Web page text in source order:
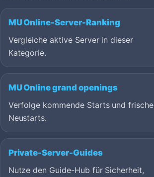
MU Online-Server-Ranking
Vergleiche aktive Server in dieser
Kategorie.
MU Online grand openings
Verfolge kommende Starts und frische
Neustarts.
Private-Server-Guides
Nutze den Guide-Hub für Sicherheit,